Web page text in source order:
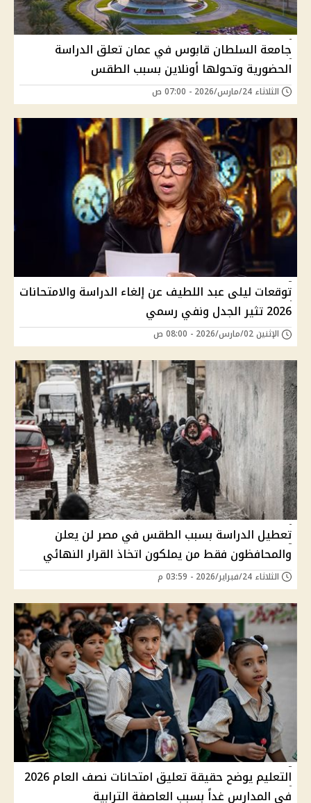
جامعة السلطان قابوس في عمان تعلق الدراسة
الحضورية وتحولها أونلاين بسبب الطقس
الثلاثاء 24/مارس/2026 - 07:00 ص
توقعات ليلى عبد اللطيف عن إلغاء الدراسة والامتحانات
2026 تثير الجدل ونفي رسمي
الإثنين 02/مارس/2026 - 08:00 ص
تعطيل الدراسة بسبب الطقس في مصر لن يعلن
والمحافظون فقط من يملكون اتخاذ القرار النهائي
الثلاثاء 24/فبراير/2026 - 03:59 م
التعليم يوضح حقيقة تعليق امتحانات نصف العام 2026
في المدارس غداً بسبب العاصفة الترابية